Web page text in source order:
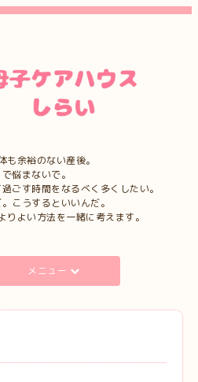
も余裕のない産後。
悩まないで。
ごす時間をなるべく多くしたい。
こうするといいんだ。
りよい方法を一緒に考えます。
メニュー